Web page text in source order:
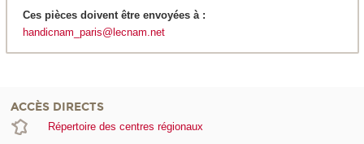
Ces pièces doivent être envoyées à :
handicnam_paris@lecnam.net
ACCÈS DIRECTS
Répertoire des centres régionaux